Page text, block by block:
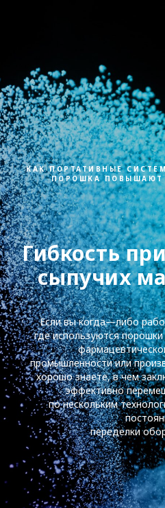
КАК ПОРТАТИВНЫЕ
ПОРОШКА ПОВЫШАЮТ
Гибкость
сыпучих
Если вы когда—либо
где используются
промышленности или
хорошо знаете, в чем
эффективно
по нескольким
переделки